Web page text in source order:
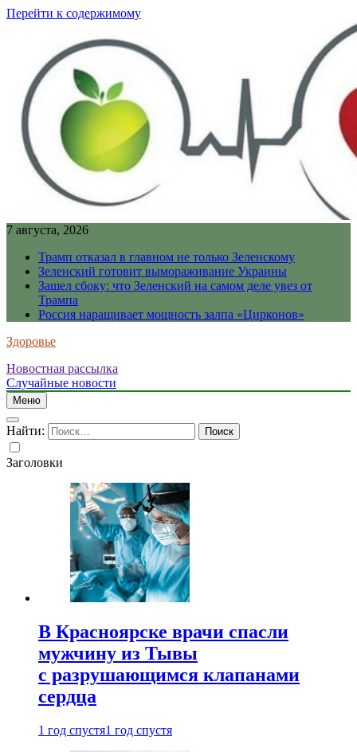
Перейти к содержимому
7 августа, 2026
Трамп отказал в главном не только Зеленскому
Зеленский готовит вымораживание Украины
Зашел сбоку: что Зеленский на самом деле увез от
Трампа
Россия наращивает мощность залпа «Цирконов»
Здоровье
Новостная рассылка
Случайные новости
Меню
Найти:
Заголовки
В Красноярске врачи спасли
мужчину из Тывы
с разрушающимся клапанами
сердца
1 год спустя1 год спустя